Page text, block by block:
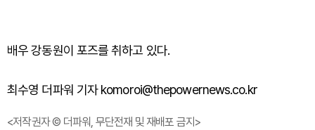
배우 강동원이 포즈를 취하고 있다.
최수영 더파워 기자 komoroi@thepowernews.co.kr
<저작권자 © 더파워, 무단전재 및 재배포 금지>